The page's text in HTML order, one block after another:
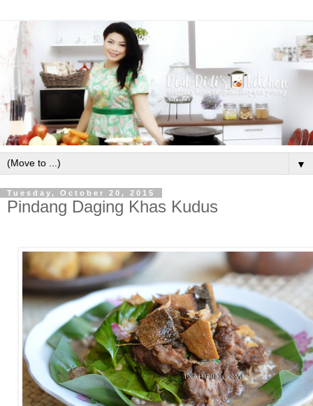
▼
Tuesday, October 20, 2015
Pindang Daging Khas Kudus